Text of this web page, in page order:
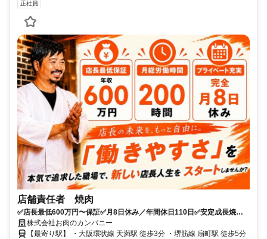
正社員
店舗責任者 焼肉
✅店長最低600万円〜保証✅月8日休み／年間休日110日✅安定成長焼肉
店ブランド
株式会社お肉のカンパニー
【最寄り駅】 ・大阪環状線 天満駅 徒歩3分 ・堺筋線 扇町駅 徒歩5分